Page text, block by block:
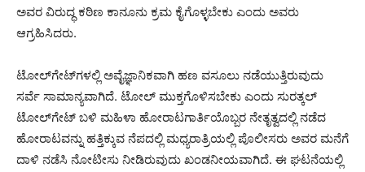
ಅವರ ವಿರುದ್ಧ ಕಠಿಣ ಕಾನೂನು ಕ್ರಮ ಕೈಗೊಳ್ಳಬೇಕು ಎಂದು ಅವರು
ಆಗ್ರಹಿಸಿದರು.
ಟೋಲ್‍ಗೇಟ್‍ಗಳಲ್ಲಿ ಅವೈಜ್ಞಾನಿಕವಾಗಿ ಹಣ ವಸೂಲು ನಡೆಯುತ್ತಿರುವುದು
ಸರ್ವೆ ಸಾಮಾನ್ಯವಾಗಿದೆ. ಟೋಲ್ ಮುಕ್ತಗೊಳಿಸಬೇಕು ಎಂದು ಸುರತ್ಕಲ್
ಟೋಲ್‍ಗೇಟ್ ಬಳಿ ಮಹಿಳಾ ಹೋರಾಟಗಾರ್ತಿಯೊಬ್ಬರ ನೇತೃತ್ವದಲ್ಲಿ ನಡೆದ
ಹೋರಾಟವನ್ನು ಹತ್ತಿಕ್ಕುವ ನೆಪದಲ್ಲಿ ಮಧ್ಯರಾತ್ರಿಯಲ್ಲಿ ಪೊಲೀಸರು ಅವರ ಮನೆಗೆ
ದಾಳಿ ನಡೆಸಿ ನೋಟೀಸು ನೀಡಿರುವುದು ಖಂಡನೀಯವಾಗಿದೆ. ಈ ಘಟನೆಯಲ್ಲಿ